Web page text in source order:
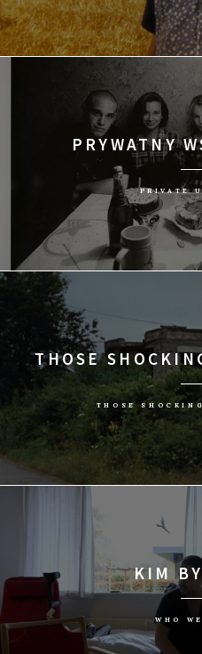
PRYWATNY
PRIVATE
THOSE
THOSE
KIM
WHO